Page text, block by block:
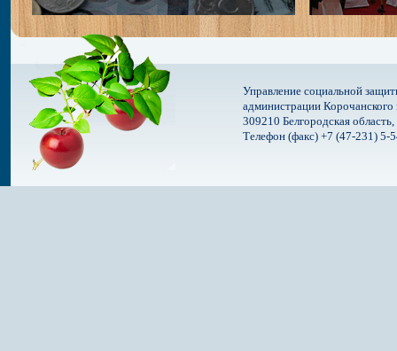
Управление социальной
администрации
309210 Белгородская
Телефон (факс) +7 (47-231) 5-